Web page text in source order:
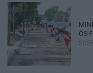
ÖS